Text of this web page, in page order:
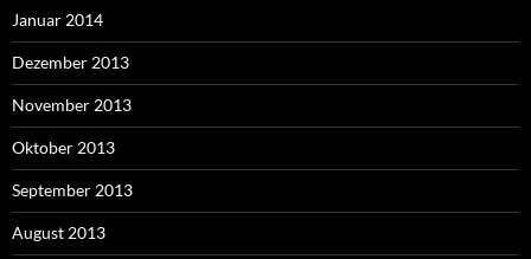
Januar 2014
Dezember 2013
November 2013
Oktober 2013
September 2013
August 2013